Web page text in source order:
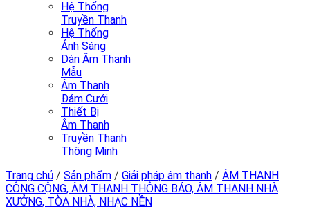
Hệ Thống
Truyền Thanh
Hệ Thống
Ánh Sáng
Dàn Âm Thanh
Mẫu
Âm Thanh
Đám Cưới
Thiết Bị
Âm Thanh
Truyền Thanh
Thông Minh
Trang chủ / Sản phẩm / Giải pháp âm thanh / ÂM THANH
CÔNG CỘNG, ÂM THANH THÔNG BÁO, ÂM THANH NHÀ
XƯỞNG, TÒA NHÀ, NHẠC NỀN